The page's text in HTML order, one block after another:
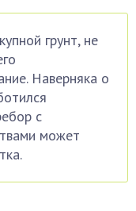
грунт, не
Наверняка о
с
может